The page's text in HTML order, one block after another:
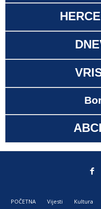
POČETNA Vijesti Kultura